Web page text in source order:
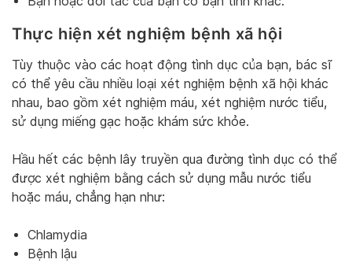
Thực hiện xét nghiệm bệnh xã hội
Tùy thuộc vào các hoạt động tình dục của bạn, bác sĩ
có thể yêu cầu nhiều loại xét nghiệm bệnh xã hội khác
nhau, bao gồm xét nghiệm máu, xét nghiệm nước tiểu,
sử dụng miếng gạc hoặc khám sức khỏe.
Hầu hết các bệnh lây truyền qua đường tình dục có thể
được xét nghiệm bằng cách sử dụng mẫu nước tiểu
hoặc máu, chẳng hạn như:
Chlamydia
Bệnh lậu